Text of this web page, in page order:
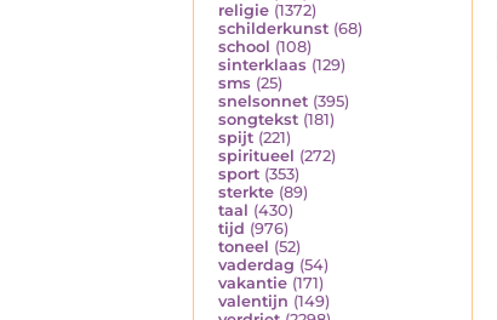
religie (1372)
schilderkunst (68)
school (108)
sinterklaas (129)
sms (25)
snelsonnet (395)
songtekst (181)
spijt (221)
spiritueel (272)
sport (353)
sterkte (89)
taal (430)
tijd (976)
toneel (52)
vaderdag (54)
vakantie (171)
valentijn (149)